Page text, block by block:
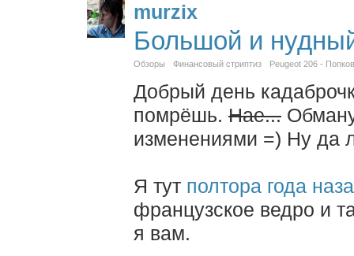
murzix
Большой и
Обзоры Финансовый стриптиз Peugeot 206 -
Добрый день
помрёшь. Нае...
изменениями =) Ну да
Я тут полтора года
французское ведро и
я вам.